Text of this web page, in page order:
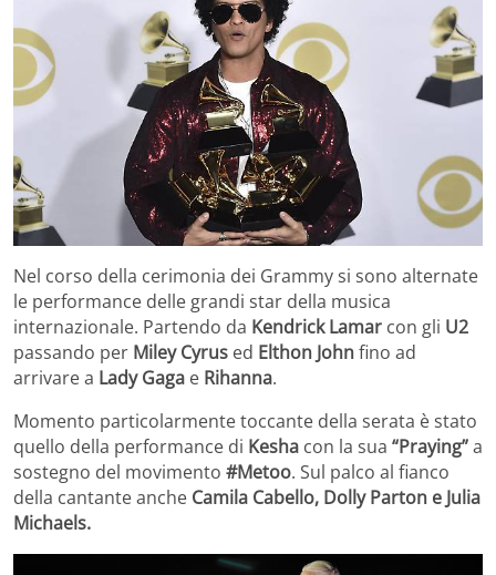
Nel corso della cerimonia dei Grammy si sono alternate
le performance delle grandi star della musica
internazionale. Partendo da Kendrick Lamar con gli U2
passando per Miley Cyrus ed Elthon Johnfino ad
arrivare a Lady Gaga e Rihanna.
Momento particolarmente toccante della serata è stato
quello della performance di Kesha con la sua “Praying”a
sostegno del movimento #Metoo. Sul palco al fianco
della cantante anche Camila Cabello, Dolly Parton e Julia
Michaels.